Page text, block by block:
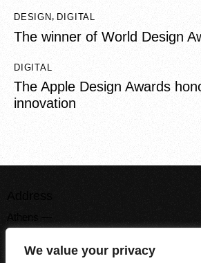
We value your privacy
DESIGN , DIGITAL
The winner of World Design
DIGITAL
The Apple Design Awards
innovation
Address
Athens —
P.O 145 62, Greece